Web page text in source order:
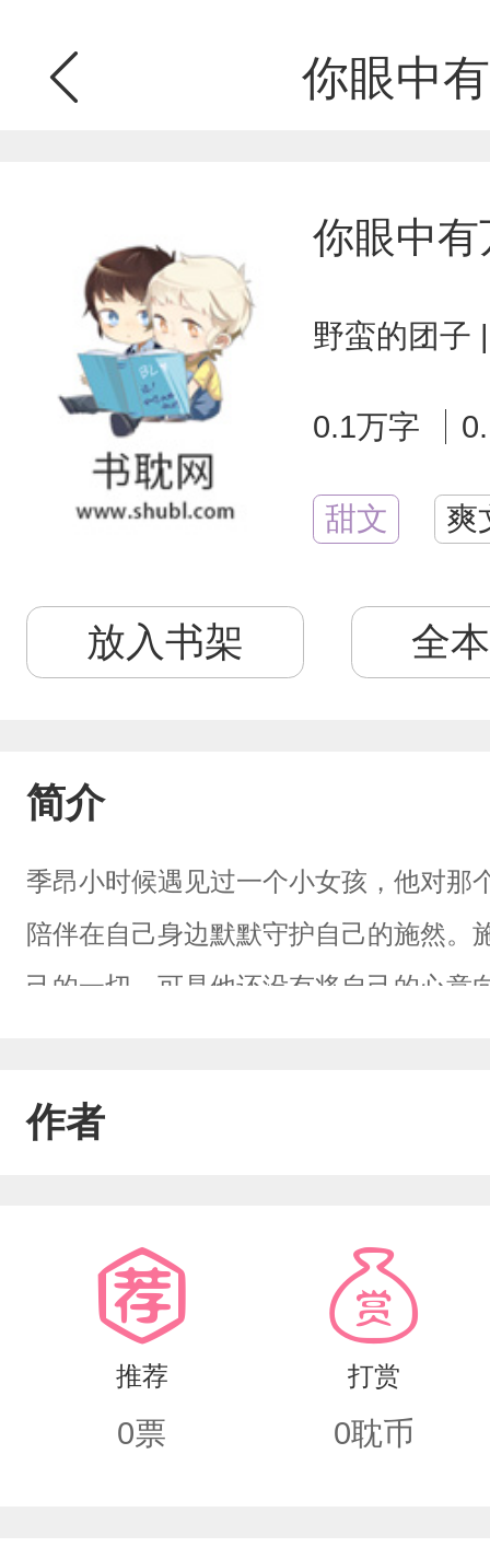
你眼中
你眼中
野蛮的团子
0.1万字
甜文 爽
放入书架 全
简介
季昂小时候遇见过一个小女孩，他对那
陪伴在自己身边默默守护自己的施然
己的一切，可是他还没有将自己的心意
作者
推荐
0票
打赏
0耽币